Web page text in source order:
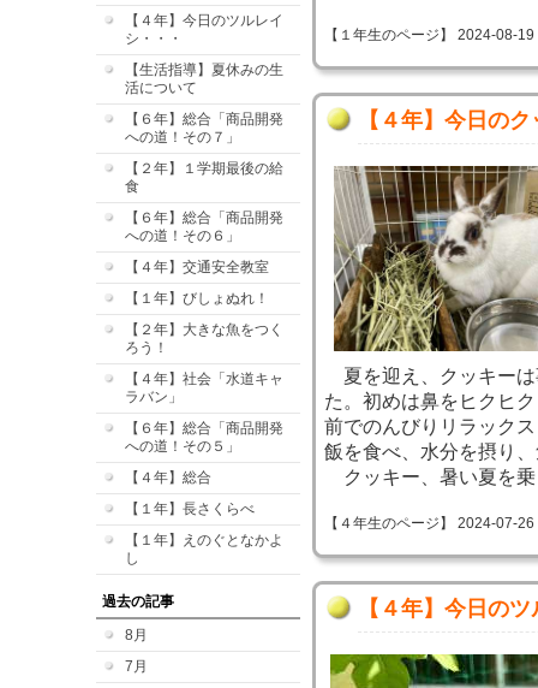
【４年】今日のツルレイ
シ・・・
【生活指導】夏休みの生
活について
【６年】総合「商品開発
への道！その７」
【２年】１学期最後の給
食
【６年】総合「商品開発
への道！その６」
【４年】交通安全教室
【１年】びしょぬれ！
【２年】大きな魚をつく
ろう！
【４年】社会「水道キャ
ラバン」
【６年】総合「商品開発
への道！その５」
【４年】総合
【１年】長さくらべ
【１年】えのぐとなかよ
し
過去の記事
8月
7月
【１年生のページ】 2024-08-
【４年】今日の
夏を迎え、クッキー
た。初めは鼻をヒクヒ
前でのんびりリラック
飯を食べ、水分を摂り
クッキー、暑い夏を
【４年生のページ】 2024-07-
【４年】今日の